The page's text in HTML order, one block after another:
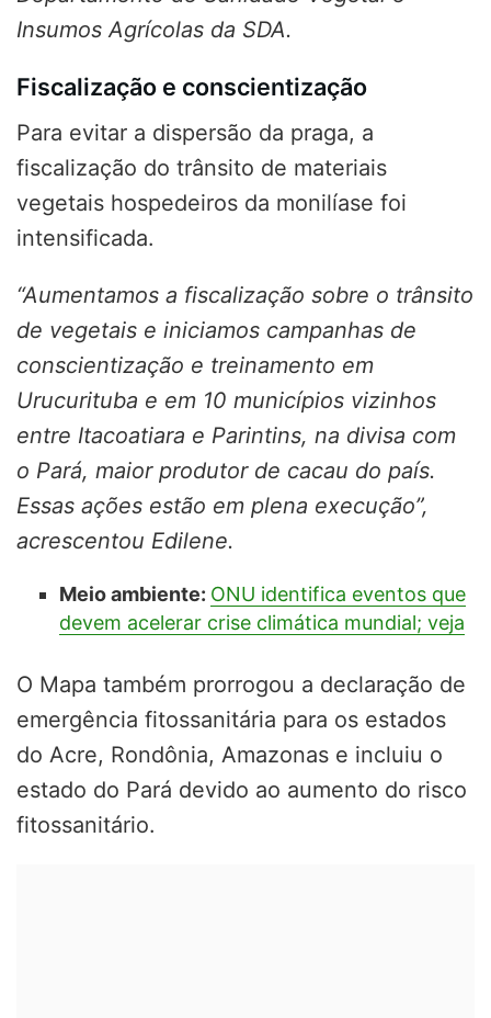
Insumos Agrícolas da SDA.
Fiscalização e conscientização
Para evitar a dispersão da praga, a
fiscalização do trânsito de materiais
vegetais hospedeiros da monilíase foi
intensificada.
“Aumentamos a fiscalização sobre o trânsito
de vegetais e iniciamos campanhas de
conscientização e treinamento em
Urucurituba e em 10 municípios vizinhos
entre Itacoatiara e Parintins, na divisa com
o Pará, maior produtor de cacau do país.
Essas ações estão em plena execução”,
acrescentou Edilene.
Meio ambiente: ONU identifica eventos que
devem acelerar crise climática mundial; veja
O Mapa também prorrogou a declaração de
emergência fitossanitária para os estados
do Acre, Rondônia, Amazonas e incluiu o
estado do Pará devido ao aumento do risco
fitossanitário.